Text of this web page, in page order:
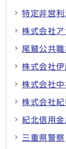
特定非営
株式会社
尾鷲公共
株式会社
株式会社中
株式会社紀
紀北信用金
三重県警察